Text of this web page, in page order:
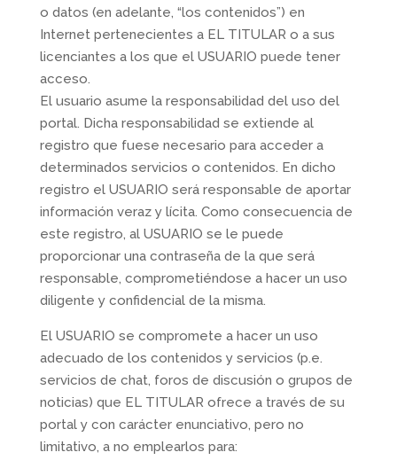
o datos (en adelante, “los contenidos”) en
Internet pertenecientes a EL TITULAR o a sus
licenciantes a los que el USUARIO puede tener
acceso.
El usuario asume la responsabilidad del uso del
portal. Dicha responsabilidad se extiende al
registro que fuese necesario para acceder a
determinados servicios o contenidos. En dicho
registro el USUARIO será responsable de aportar
información veraz y lícita. Como consecuencia de
este registro, al USUARIO se le puede
proporcionar una contraseña de la que será
responsable, comprometiéndose a hacer un uso
diligente y confidencial de la misma.
El USUARIO se compromete a hacer un uso
adecuado de los contenidos y servicios (p.e.
servicios de chat, foros de discusión o grupos de
noticias) que EL TITULAR ofrece a través de su
portal y con carácter enunciativo, pero no
limitativo, a no emplearlos para: